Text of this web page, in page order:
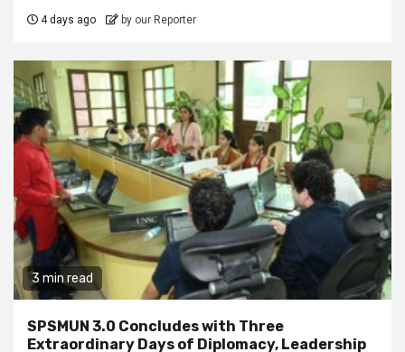
4 days ago by our Reporter
3 min read
SPSMUN 3.0 Concludes with Three
Extraordinary Days of Diplomacy, Leadership